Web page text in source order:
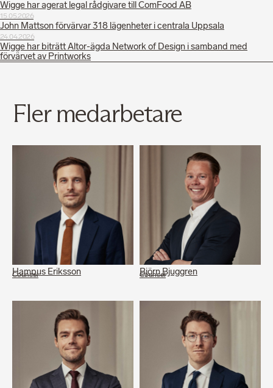
Wigge har agerat legal rådgivare till ComFood AB
15.05.2026
John Mattson förvärvar 318 lägenheter i centrala Uppsala
24.04.2026
Wigge har biträtt Altor-ägda Network of Design i samband med
förvärvet av Printworks
Fler medarbetare
Hampus Eriksson
Counsel Björn Bjuggren
Counsel